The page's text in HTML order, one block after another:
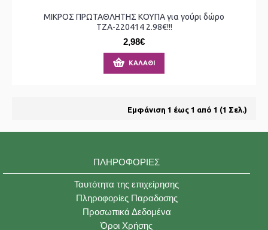
ΜΙΚΡΟΣ ΠΡΩΤΑΘΛΗΤΗΣ ΚΟΥΠΑ για γούρι δώρο
ΤΖΑ-220414 2.98€!!!
2,98€
ΚΑΛΆΘΙ
Εμφάνιση 1 έως 1 από 1 (1 Σελ.)
ΠΛΗΡΟΦΟΡΊΕΣ
Ταυτότητα της επιχείρησης
Πληροφορίες Παραδοσης
Προσωπικά Δεδομένα
Όροι Χρήσης